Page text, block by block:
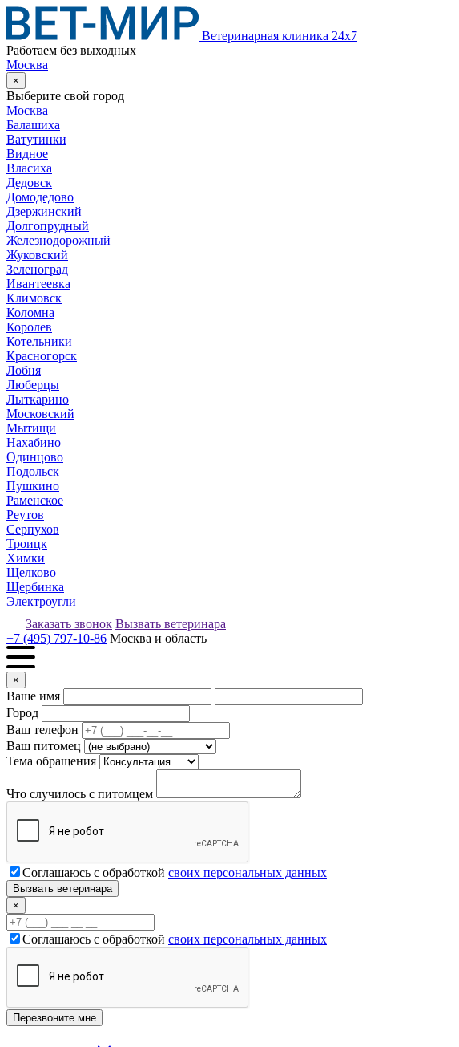
Ветеринарная клиника 24х7
Работаем без выходных
Москва
×
Выберите свой город
Москва
Балашиха
Ватутинки
Видное
Власиха
Дедовск
Домодедово
Дзержинский
Долгопрудный
Железнодорожный
Жуковский
Зеленоград
Ивантеевка
Климовск
Коломна
Королев
Котельники
Красногорск
Лобня
Люберцы
Лыткарино
Московский
Мытищи
Нахабино
Одинцово
Подольск
Пушкино
Раменское
Реутов
Серпухов
Троицк
Химки
Щелково
Щербинка
Электроугли
Заказать звонок Вызвать ветеринара
+7 (495) 797-10-86 Москва и область
×
Ваше имя
Город
Ваш телефон
Ваш питомец
Тема обращения
Что случилось с питомцем
Соглашаюсь с обработкой своих персональных данных
×
Соглашаюсь с обработкой своих персональных данных